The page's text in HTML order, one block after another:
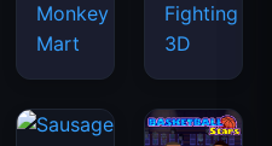
Monkey
Mart
Fighting
3D